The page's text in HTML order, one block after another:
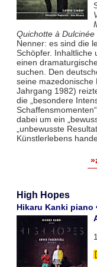
Quichotte à Dulcinée
Nenner: es sind die
Schöpfer. Inhaltliche
einen
suchen. Den
seine mazedonische
Jahrgang 1982)
die „besondere
dabei um ein
„unbewusste
Künstlerlebens
High Hopes
Hikaru Kanki piano